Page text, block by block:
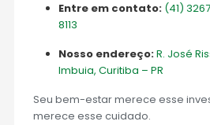
Entre em contato: (41)
8113
Nosso endereço:R. José
Imbuia, Curitiba – PR
Seu bem-estar merece esse
merece esse cuidado.